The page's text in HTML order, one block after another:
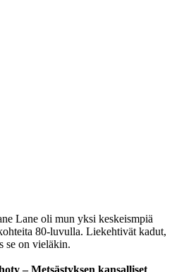
Lane oli mun yksi keskeismpiä
80-luvulla. Liekehtivät kadut,
se on vieläkin.